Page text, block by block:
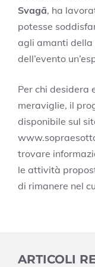
Svagā, ha
potesse
agli amanti della
dell’evento
Per chi desidera
meraviglie, il
disponibile sul
trovare
le attività
di rimanere nel
ARTICOLI